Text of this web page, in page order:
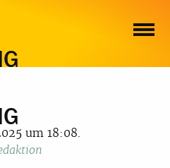
um 18:08.